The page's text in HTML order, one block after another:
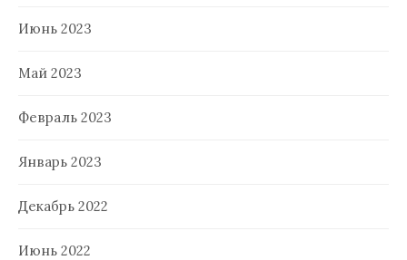
Июнь 2023
Май 2023
Февраль 2023
Январь 2023
Декабрь 2022
Июнь 2022